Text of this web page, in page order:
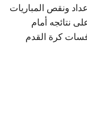
ونقص المباريات
نتائجه أمام
كرة القدم